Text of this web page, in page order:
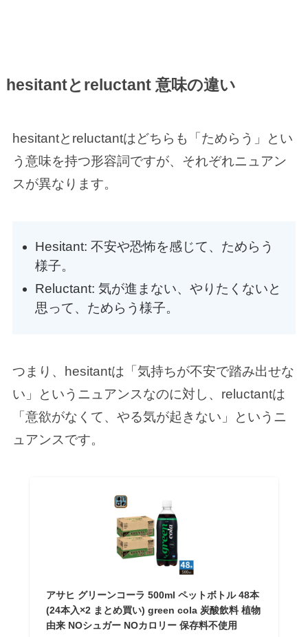
hesitantとreluctant 意味の違い
hesitantとreluctantはどちらも「ためらう」とい
う意味を持つ形容詞ですが、それぞれニュアン
スが異なります。
Hesitant: 不安や恐怖を感じて、ためらう
様子。
Reluctant: 気が進まない、やりたくないと
思って、ためらう様子。
つまり、hesitantは「気持ちが不安で踏み出せな
い」というニュアンスなのに対し、reluctantは
「意欲がなくて、やる気が起きない」というニ
ュアンスです。
アサヒ グリーンコーラ 500ml ペットボトル 48本
(24本入×2 まとめ買い) green cola 炭酸飲料 植物
由来 NOシュガー NOカロリー 保存料不使用